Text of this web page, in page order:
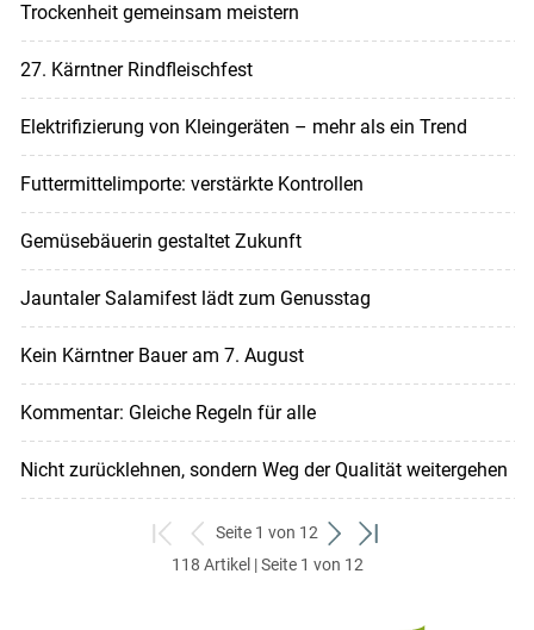
Trockenheit gemeinsam meistern
27. Kärntner Rindfleischfest
Elektrifizierung von Kleingeräten – mehr als ein Trend
Futtermittelimporte: verstärkte Kontrollen
Gemüsebäuerin gestaltet Zukunft
Jauntaler Salamifest lädt zum Genusstag
Kein Kärntner Bauer am 7. August
Kommentar: Gleiche Regeln für alle
Nicht zurücklehnen, sondern Weg der Qualität weitergehen
zum
ersten
zurück
zum
Seite 1 von 12
weiter
zum
zum
118 Artikel | Seite 1 von 12